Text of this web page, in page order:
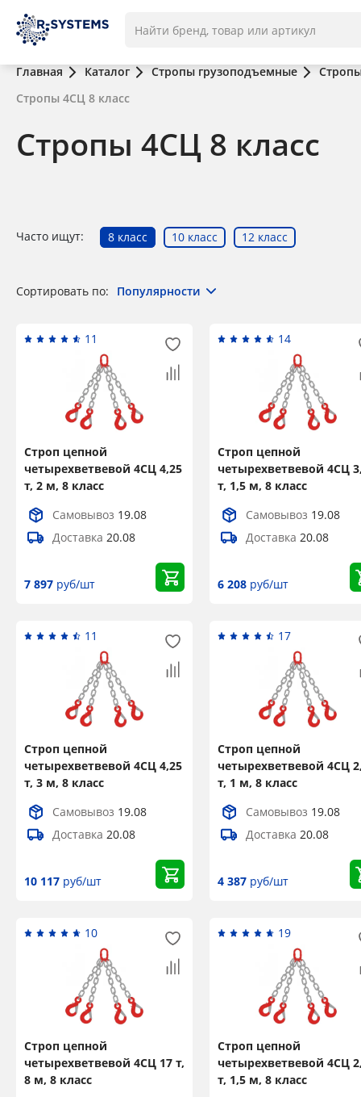
Главная Каталог Стропы грузоподъемные
Стропы 4СЦ 8 класс
Стропы 4СЦ 8 класс
Часто ищут: 8 класс 10 класс 12 класс
Сортировать по: Популярности
11
Строп цепной
четырехветвевой 4СЦ 4,25
т, 2 м, 8 класс
Самовывоз 19.08
Доставка 20.08
7 897 руб/шт
14
Строп цепной
четырехветвевой 4СЦ
т, 1,5 м, 8 класс
Самовывоз 19.08
Доставка20.08
6 208 руб/шт
11
Строп цепной
четырехветвевой 4СЦ 4,25
т, 3 м, 8 класс
Самовывоз 19.08
Доставка 20.08
10 117 руб/шт
17
Строп цепной
четырехветвевой 4СЦ
т, 1 м, 8 класс
Самовывоз 19.08
Доставка20.08
4 387 руб/шт
10
Строп цепной
четырехветвевой 4СЦ 17 т,
8 м, 8 класс
19
Строп цепной
четырехветвевой 4СЦ
т, 1,5 м, 8 класс